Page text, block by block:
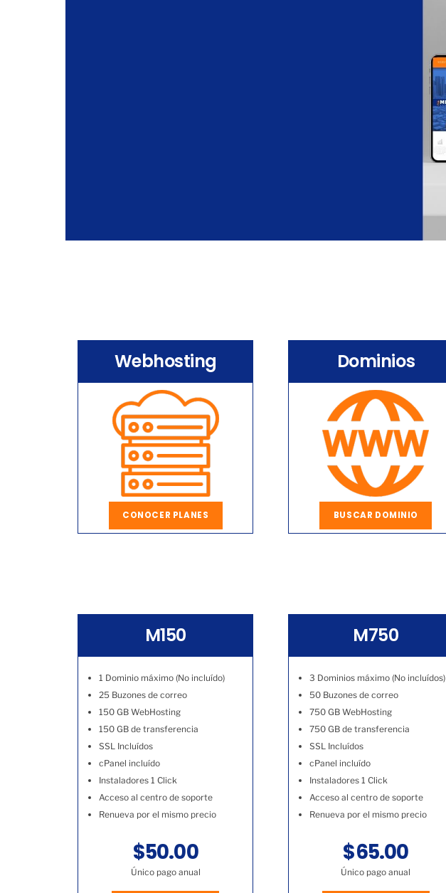
Webhosting
CONOCER PLANES
Dominios
BUSCAR DOMINIO
M150
1 Dominio máximo (No incluído)
25 Buzones de correo
150 GB WebHosting
150 GB de transferencia
SSL Incluídos
cPanel incluído
Instaladores 1 Click
Acceso al centro de soporte
Renueva por el mismo precio
$50.00
Único pago anual
M750
3 Dominios máximo (No incluídos)
50 Buzones de correo
750 GB WebHosting
750 GB de transferencia
SSL Incluídos
cPanel incluído
Instaladores 1 Click
Acceso al centro de soporte
Renueva por el mismo precio
$65.00
Único pago anual